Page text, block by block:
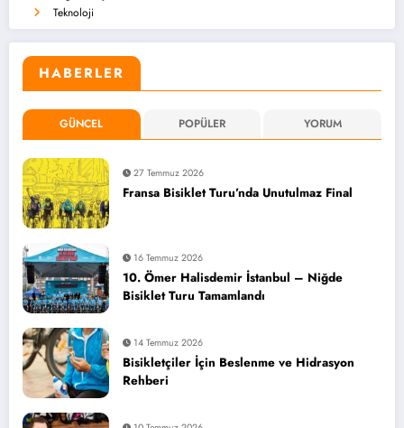
Teknoloji
HABERLER
GÜNCEL POPÜLER YORUM
27 Temmuz 2026
Fransa Bisiklet Turu’nda Unutulmaz Final
16 Temmuz 2026
10. Ömer Halisdemir İstanbul – Niğde
Bisiklet Turu Tamamlandı
14 Temmuz 2026
Bisikletçiler İçin Beslenme ve Hidrasyon
Rehberi